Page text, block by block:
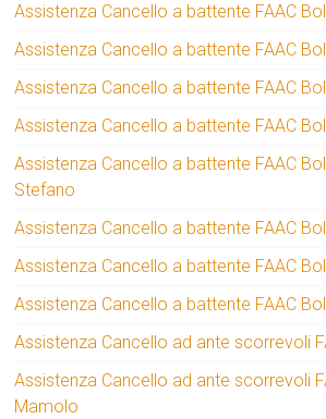
Assistenza Cancello a battente FAAC
Assistenza Cancello a battente FAAC
Assistenza Cancello a battente FAAC
Assistenza Cancello a battente FAAC
Assistenza Cancello a battente FAAC
Stefano
Assistenza Cancello a battente FAAC
Assistenza Cancello a battente FAAC
Assistenza Cancello a battente FAAC
Assistenza Cancello ad ante scorrevoli
Assistenza Cancello ad ante scorrevoli
Mamolo